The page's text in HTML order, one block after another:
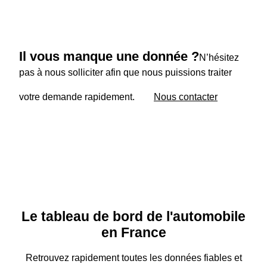
Il vous manque une donnée ?N’hésitez
pas à nous solliciter afin que nous puissions traiter
votre demande rapidement. Nous contacter
Le tableau de bord de l'automobile
en France
Retrouvez rapidement toutes les données fiables et